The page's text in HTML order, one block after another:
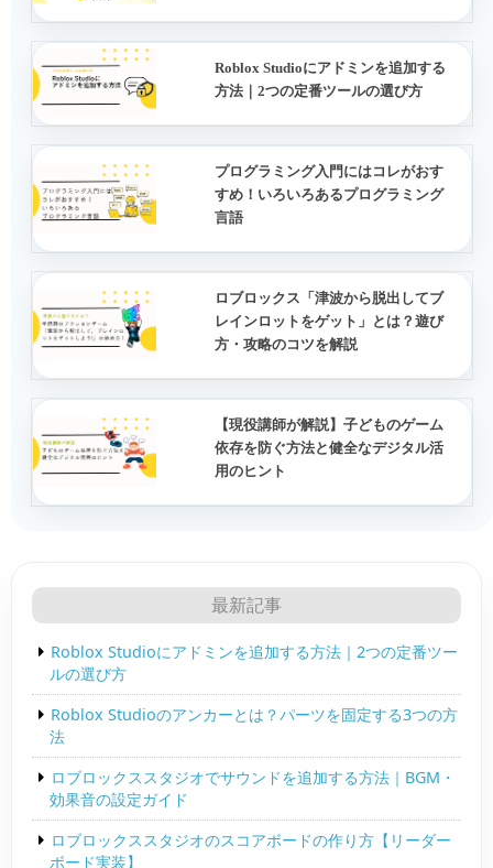
Roblox Studioにアドミンを追加する
方法｜2つの定番ツールの選び方
プログラミング入門にはコレがおす
すめ！いろいろあるプログラミング
言語
ロブロックス「津波から脱出してブ
レインロットをゲット」とは？遊び
方・攻略のコツを解説
【現役講師が解説】子どものゲーム
依存を防ぐ方法と健全なデジタル活
用のヒント
最新記事
Roblox Studioにアドミンを追加する方法｜2つの定番ツー
ルの選び方
Roblox Studioのアンカーとは？パーツを固定する3つの方
法
ロブロックススタジオでサウンドを追加する方法｜BGM・
効果音の設定ガイド
ロブロックススタジオのスコアボードの作り方【リーダー
ボード実装】